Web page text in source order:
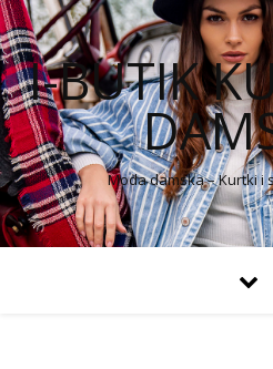
I-BUTIK
Moda damska – Kurtki i